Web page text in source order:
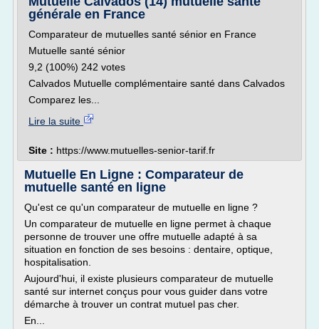
générale en France
Comparateur de mutuelles santé sénior en France
Mutuelle santé sénior
9,2 (100%) 242 votes
Calvados Mutuelle complémentaire santé dans Calvados
Comparez les...
Lire la suite
Site : https://www.mutuelles-senior-tarif.fr
Mutuelle En Ligne : Comparateur de
mutuelle santé en ligne
Qu'est ce qu'un comparateur de mutuelle en ligne ?
Un comparateur de mutuelle en ligne permet à chaque
personne de trouver une offre mutuelle adapté à sa
situation en fonction de ses besoins : dentaire, optique,
hospitalisation.
Aujourd'hui, il existe plusieurs comparateur de mutuelle
santé sur internet conçus pour vous guider dans votre
démarche à trouver un contrat mutuel pas cher.
En...